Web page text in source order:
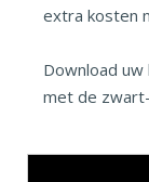
extra kosten
Download
met de